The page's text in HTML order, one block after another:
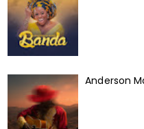
Anderson